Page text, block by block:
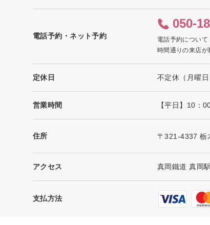
電話予約・ネット予約
050-
電話予約につい
時間通りの来店が
定休日 不定休（月曜日
営業時間 【平日】10：
住所 〒321-4337 栃
アクセス 真岡鐵道 真岡
支払方法